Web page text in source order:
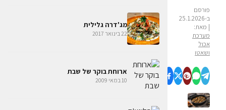
פורסם
ב-25.1.2026
| מאת:
מערכת
אכול
ושאטו
מג'דרה גלילית
22 בינואר 2017
ארוחת בוקר של שבת
10 במאי 2009